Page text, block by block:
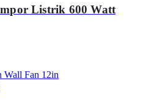
Listrik 600 Watt